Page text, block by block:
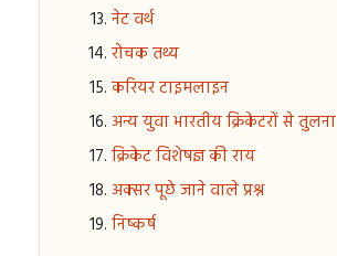
नेट वर्थ
रोचक तथ्य
करियर टाइमलाइन
अन्य युवा भारतीय क्रिकेटरों से तुलना
क्रिकेट विशेषज्ञ की राय
अक्सर पूछे जाने वाले प्रश्न
निष्कर्ष